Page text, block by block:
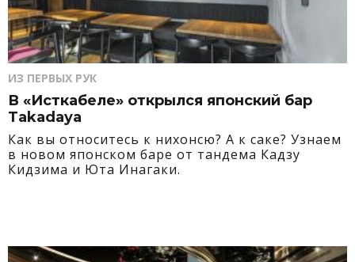
ИЗ ПЕРВЫХ РУК
В «Исткабеле» открылся японский бар
Takadaya
Как вы относитесь к нихонсю? А к саке? Узнаем
в новом японском баре от тандема Кадзу
Кидзима и Юта Инагаки.